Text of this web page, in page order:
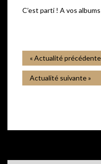
C’est parti ! A vos albums
« Actualité précédente
Actualité suivante »